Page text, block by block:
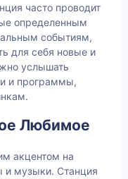
часто проводит
определенным
событиям,
для себя новые и
услышать
и программы,
Любимое
акцентом на
и музыки. Станция